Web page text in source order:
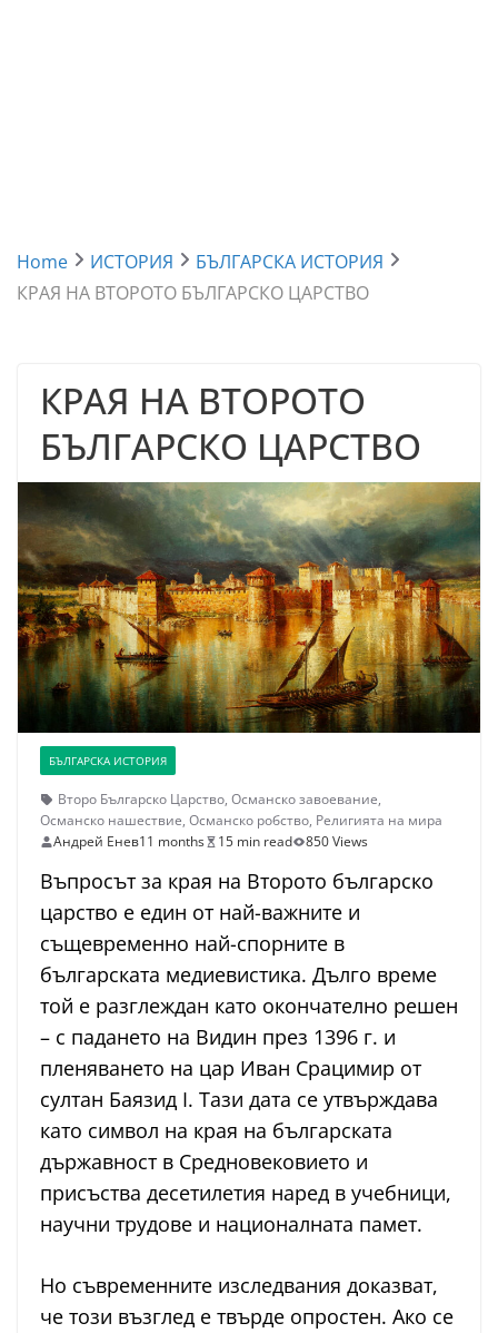
Home ИСТОРИЯ
БЪЛГАРСКА ИСТОРИЯ
КРАЯ НА ВТОРОТО БЪЛГАРСКО ЦАРСТВО
КРАЯ НА ВТОРОТО
БЪЛГАРСКО ЦАРСТВО
БЪЛГАРСКА ИСТОРИЯ
Второ Българско Царство, Османско завоевание,
Османско нашествие, Османско робство, Религията на мира
Андрей Енев11 months 15 min read 850 Views
Въпросът за края на Второто българско
царство е един от най-важните и
същевременно най-спорните в
българската медиевистика. Дълго време
той е разглеждан като окончателно решен
– с падането на Видин през 1396 г. и
пленяването на цар Иван Срацимир от
султан Баязид I. Тази дата се утвърждава
като символ на края на българската
държавност в Средновековието и
присъства десетилетия наред в учебници,
научни трудове и националната памет.
Но съвременните изследвания доказват,
че този възглед е твърде опростен. Ако се